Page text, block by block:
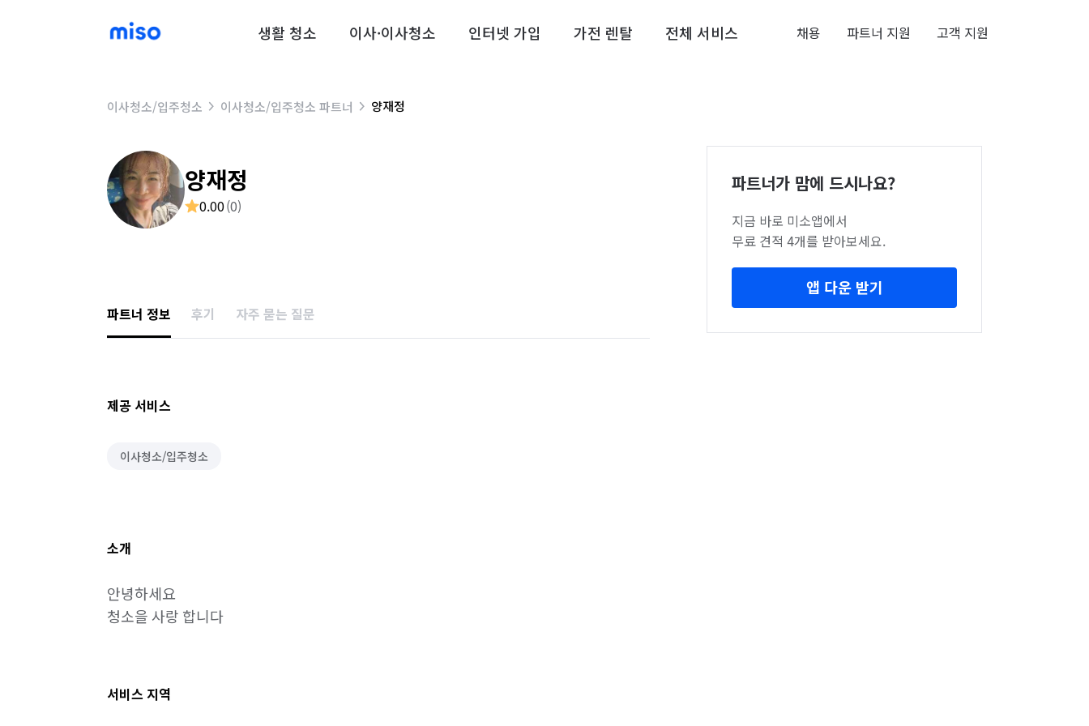
생활 청소 이사·이사청소 인터넷 가입 가전 렌탈 전체 서비스 채용 파트너 지원 고객 지원
이사청소/입주청소 이사청소/입주청소 파트너 양재정
양재정
0.00(0)
파트너 정보 후기 자주 묻는 질문
제공 서비스
이사청소/입주청소
소개
안녕하세요
청소을 사랑 합니다
서비스 지역
파트너가 맘에 드시나요?
지금 바로 미소앱에서
무료 견적 4개를 받아보세요.
앱 다운 받기